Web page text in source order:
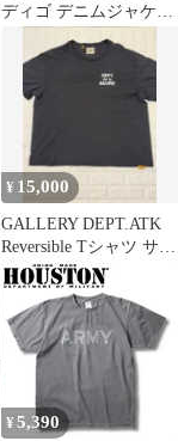
ディゴ デニムジャケッ
トメンズ L日本製
¥ 15,000
GALLERY DEPT.ATK
Reversible Tシャツ サイ
ズXXL
¥ 5,390